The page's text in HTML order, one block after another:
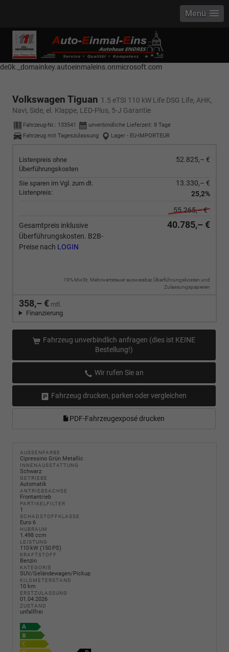
------------ Host Name : selector1._domainkey Points to address or value:
selector1-aee-de0k._domainkey.autoeinmaleins.onmicrosoft.com Host
Name : selector2._domainkey Points to address or value: selector2-aee-
de0k._domainkey.autoeinmaleins.onmicrosoft.com
Menü
Volkswagen Tiguan 1.5 eTSI 110 kW Life DSG Life, AHK,
Navi, Side, el. Klappe, LED-Plus, 5-J Garantie
Fahrzeug-Nr.: 133541 unverbindliche Lieferzeit: 8 Tage
Fahrzeug mit Tageszulassung
Lager - EU-IMPORTEUR
Listenpreis ohne
Überführungskosten
52.825,– €
Sie sparen im Vgl. zum dt.
Listenpreis:
13.330,– €
25,2%
55.265,– €
Gesamtpreis inklusive
Überführungskosten. B2B-
Preise nach LOGIN
40.785,– €
19% MwSt. Mehrwertsteuer ausweisbar, Überführungskosten und
Zulassungspapieren
358,– € mtl.
Finanzierung
Fahrzeug unverbindlich anfragen (dies ist KEINE
Bestellung!)
Wir rufen Sie an
Fahrzeug drucken, parken oder vergleichen
PDF-Fahrzeugexposé drucken
AUSSENFARBE
Cipressino Grün Metallic
INNENAUSSTATTUNG
Schwarz
GETRIEBE
Automatik
ANTRIEBSACHSE
Frontantrieb
PARTIKELFILTER
1
SCHADSTOFFKLASSE
Euro 6
HUBRAUM
1.498 ccm
LEISTUNG
110 kW (150 PS)
KRAFTSTOFF
Benzin
KATEGORIE
SUV/Geländewagen/Pickup
KILOMETERSTAND
10 km
ERSTZULASSUNG
01.04.2026
ZUSTAND
unfallfrei